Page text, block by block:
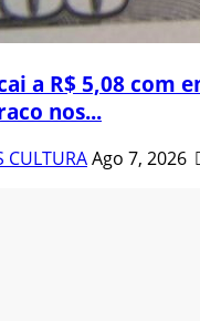
a R$ 5,08 com
nos...
CULTURAAgo 7, 2026